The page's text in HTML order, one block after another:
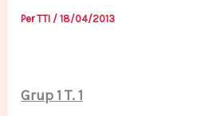
Per TTI /18/04/2013
Grup 1 T. 1